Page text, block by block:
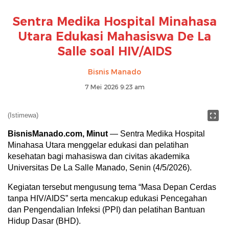
Sentra Medika Hospital Minahasa
Utara Edukasi Mahasiswa De La
Salle soal HIV/AIDS
Bisnis Manado
7 Mei 2026 9:23 am
(Istimewa)
BisnisManado.com, Minut — Sentra Medika Hospital
Minahasa Utara menggelar edukasi dan pelatihan
kesehatan bagi mahasiswa dan civitas akademika
Universitas De La Salle Manado, Senin (4/5/2026).
Kegiatan tersebut mengusung tema “Masa Depan Cerdas
tanpa HIV/AIDS” serta mencakup edukasi Pencegahan
dan Pengendalian Infeksi (PPI) dan pelatihan Bantuan
Hidup Dasar (BHD).